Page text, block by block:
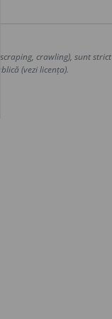
crawling), sunt strict
(vezi licența).